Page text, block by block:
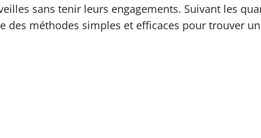
sans tenir leurs engagements. Suivant les
des méthodes simples et efficaces pour trouver